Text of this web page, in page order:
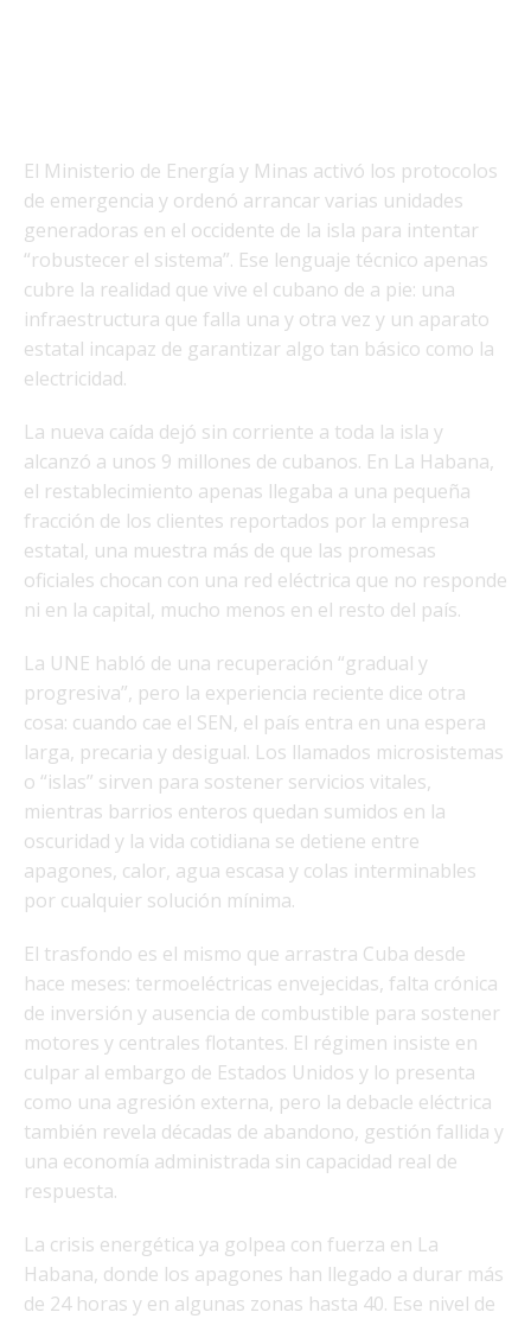
El Ministerio de Energía y Minas activó los protocolos
de emergencia y ordenó arrancar varias unidades
generadoras en el occidente de la isla para intentar
“robustecer el sistema”. Ese lenguaje técnico apenas
cubre la realidad que vive el cubano de a pie: una
infraestructura que falla una y otra vez y un aparato
estatal incapaz de garantizar algo tan básico como la
electricidad.
La nueva caída dejó sin corriente a toda la isla y
alcanzó a unos 9 millones de cubanos. En La Habana,
el restablecimiento apenas llegaba a una pequeña
fracción de los clientes reportados por la empresa
estatal, una muestra más de que las promesas
oficiales chocan con una red eléctrica que no responde
ni en la capital, mucho menos en el resto del país.
La UNE habló de una recuperación “gradual y
progresiva”, pero la experiencia reciente dice otra
cosa: cuando cae el SEN, el país entra en una espera
larga, precaria y desigual. Los llamados microsistemas
o “islas” sirven para sostener servicios vitales,
mientras barrios enteros quedan sumidos en la
oscuridad y la vida cotidiana se detiene entre
apagones, calor, agua escasa y colas interminables
por cualquier solución mínima.
El trasfondo es el mismo que arrastra Cuba desde
hace meses: termoeléctricas envejecidas, falta crónica
de inversión y ausencia de combustible para sostener
motores y centrales flotantes. El régimen insiste en
culpar al embargo de Estados Unidos y lo presenta
como una agresión externa, pero la debacle eléctrica
también revela décadas de abandono, gestión fallida y
una economía administrada sin capacidad real de
respuesta.
La crisis energética ya golpea con fuerza en La
Habana, donde los apagones han llegado a durar más
de 24 horas y en algunas zonas hasta 40. Ese nivel de